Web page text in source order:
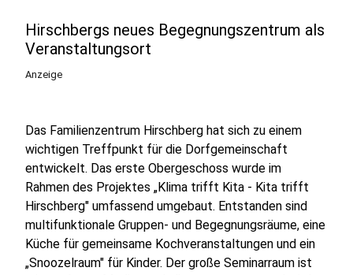
Hirschbergs neues Begegnungszentrum als
Veranstaltungsort
Anzeige
Das Familienzentrum Hirschberg hat sich zu einem
wichtigen Treffpunkt für die Dorfgemeinschaft
entwickelt. Das erste Obergeschoss wurde im
Rahmen des Projektes „Klima trifft Kita - Kita trifft
Hirschberg" umfassend umgebaut. Entstanden sind
multifunktionale Gruppen- und Begegnungsräume, eine
Küche für gemeinsame Kochveranstaltungen und ein
„Snoozelraum" für Kinder. Der große Seminarraum ist